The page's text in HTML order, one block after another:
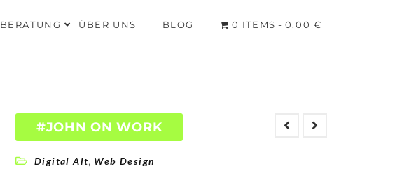
BERATUNG ÜBER UNS BLOG 0 ITEMS 0,00 €
#JOHN ON WORK
Digital Alt, Web Design